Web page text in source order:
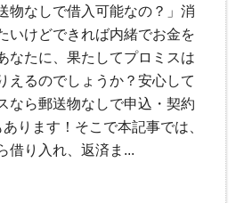
物なしで借入可能なの？」消
いけどできれば内緒でお金を
なたに、果たしてプロミスは
えるのでしょうか？安心して
なら郵送物なしで申込・契約
ります！そこで本記事では、
借り入れ、返済ま...